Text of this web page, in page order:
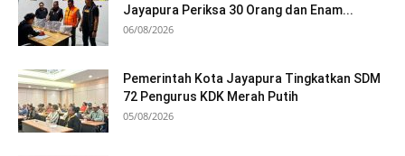
Jayapura Periksa 30 Orang dan Enam...
06/08/2026
Pemerintah Kota Jayapura Tingkatkan SDM
72 Pengurus KDK Merah Putih
05/08/2026